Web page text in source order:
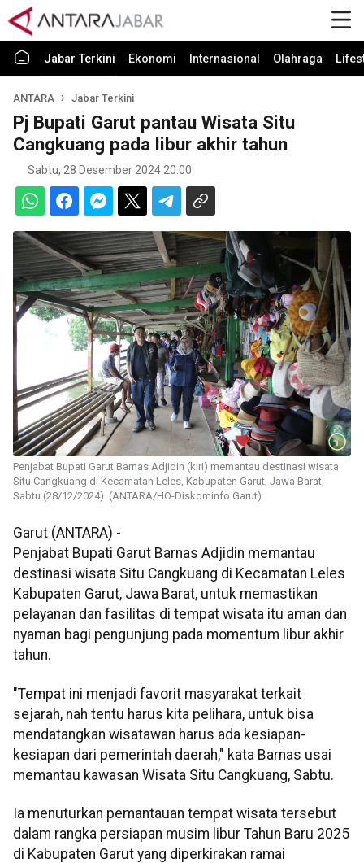
Jabar Terkini Ekonomi Internasional Olahraga
ANTARA Jabar Terkini
Pj Bupati Garut pantau Wisata Situ
Cangkuang pada libur akhir tahun
Sabtu, 28 Desember 2024 20:00
Penjabat Bupati Garut Barnas Adjidin (kiri) memantau destinasi wisata
Situ Cangkuang di Kecamatan Leles, Kabupaten Garut, Jawa Barat,
Sabtu (28/12/2024). (ANTARA/HO-Diskominfo Garut)
Garut (ANTARA) -
Penjabat Bupati Garut Barnas Adjidin memantau
destinasi wisata Situ Cangkuang di Kecamatan Leles
Kabupaten Garut, Jawa Barat, untuk memastikan
pelayanan dan fasilitas di tempat wisata itu aman dan
nyaman bagi pengunjung pada momentum libur akhir
tahun.
"Tempat ini menjadi favorit masyarakat terkait
sejarah, nah tentu harus kita pelihara, untuk bisa
mendatangkan wisatawan harus ada kesiapan-
kesiapan dari pemerintah daerah," kata Barnas usai
memantau kawasan Wisata Situ Cangkuang, Sabtu.
Ia menuturkan pemantauan tempat wisata tersebut
dalam rangka persiapan musim libur Tahun Baru 2025
di Kabupaten Garut yang diperkirakan ramai